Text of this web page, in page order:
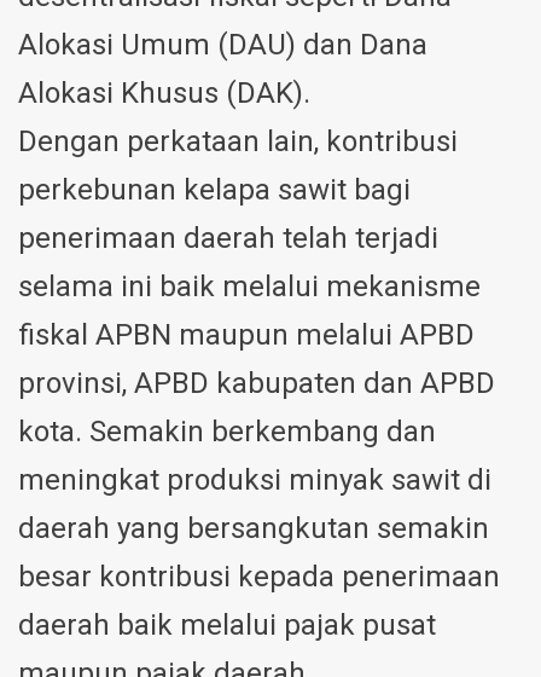
Alokasi Umum (DAU) dan Dana
Alokasi Khusus (DAK).
Dengan perkataan lain, kontribusi
perkebunan kelapa sawit bagi
penerimaan daerah telah terjadi
selama ini baik melalui mekanisme
fiskal APBN maupun melalui APBD
provinsi, APBD kabupaten dan APBD
kota. Semakin berkembang dan
meningkat produksi minyak sawit di
daerah yang bersangkutan semakin
besar kontribusi kepada penerimaan
daerah baik melalui pajak pusat